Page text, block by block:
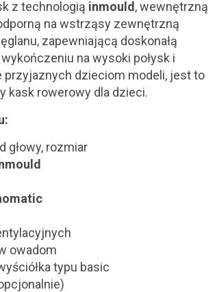
z technologią inmould , wewnętrzną
na wstrząsy zewnętrzną
zapewniającą doskonałą
na wysoki połysk i
przyjaznych dzieciom modeli, jest to
kask rowerowy dla dzieci.
głowy, rozmiar
owadom
typu basic